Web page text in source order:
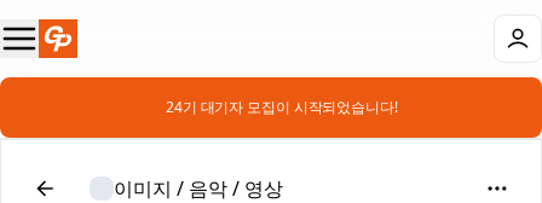
📣 24기 대기자 모집이 시작되었습니다!
이미지 / 음악 / 영상